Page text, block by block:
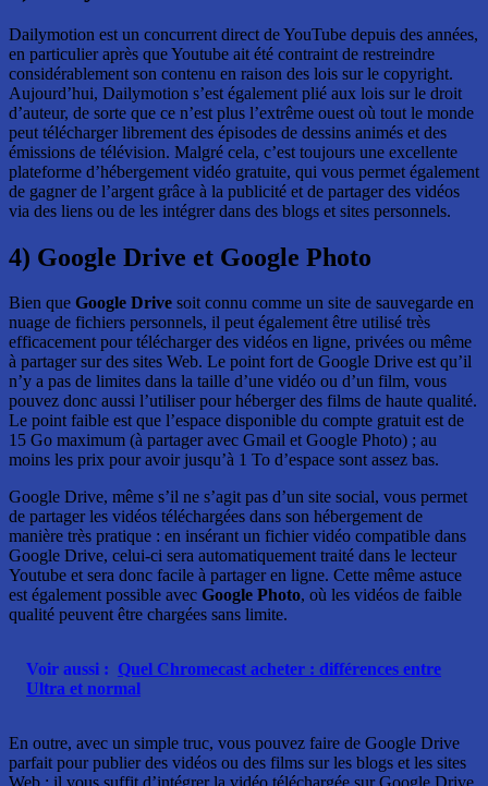
Dailymotion est un concurrent direct de YouTube depuis des années,
en particulier après que Youtube ait été contraint de restreindre
considérablement son contenu en raison des lois sur le copyright.
Aujourd’hui, Dailymotion s’est également plié aux lois sur le droit
d’auteur, de sorte que ce n’est plus l’extrême ouest où tout le monde
peut télécharger librement des épisodes de dessins animés et des
émissions de télévision. Malgré cela, c’est toujours une excellente
plateforme d’hébergement vidéo gratuite, qui vous permet également
de gagner de l’argent grâce à la publicité et de partager des vidéos
via des liens ou de les intégrer dans des blogs et sites personnels.
4) Google Drive et Google Photo
Bien que Google Drive soit connu comme un site de sauvegarde en
nuage de fichiers personnels, il peut également être utilisé très
efficacement pour télécharger des vidéos en ligne, privées ou même
à partager sur des sites Web. Le point fort de Google Drive est qu’il
n’y a pas de limites dans la taille d’une vidéo ou d’un film, vous
pouvez donc aussi l’utiliser pour héberger des films de haute qualité.
Le point faible est que l’espace disponible du compte gratuit est de
15 Go maximum (à partager avec Gmail et Google Photo) ; au
moins les prix pour avoir jusqu’à 1 To d’espace sont assez bas.
Google Drive, même s’il ne s’agit pas d’un site social, vous permet
de partager les vidéos téléchargées dans son hébergement de
manière très pratique : en insérant un fichier vidéo compatible dans
Google Drive, celui-ci sera automatiquement traité dans le lecteur
Youtube et sera donc facile à partager en ligne. Cette même astuce
est également possible avec Google Photo, où les vidéos de faible
qualité peuvent être chargées sans limite.
Voir aussi : Quel Chromecast acheter : différences entre
Ultra et normal
En outre, avec un simple truc, vous pouvez faire de Google Drive
parfait pour publier des vidéos ou des films sur les blogs et les sites